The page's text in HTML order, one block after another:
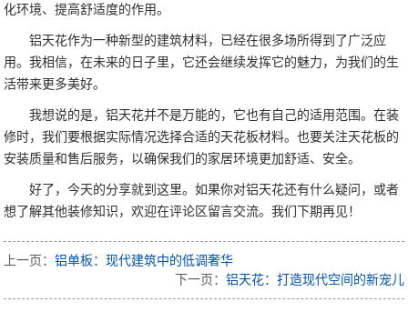
化环境、提高舒适度的作用。
铝天花作为一种新型的建筑材料，已经在很多场所得到了广泛应
用。我相信，在未来的日子里，它还会继续发挥它的魅力，为我们的生
活带来更多美好。
我想说的是，铝天花并不是万能的，它也有自己的适用范围。在装
修时，我们要根据实际情况选择合适的天花板材料。也要关注天花板的
安装质量和售后服务，以确保我们的家居环境更加舒适、安全。
好了，今天的分享就到这里。如果你对铝天花还有什么疑问，或者
想了解其他装修知识，欢迎在评论区留言交流。我们下期再见！
上一页：铝单板：现代建筑中的低调奢华
下一页： 铝天花：打造现代空间的新宠儿